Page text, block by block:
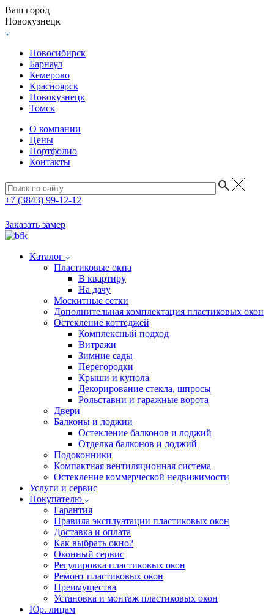
Ваш город
Новокузнецк
Новосибирск
Барнаул
Кемерово
Красноярск
Новокузнецк
Томск
О компании
Цены
Портфолио
Контакты
+7 (3843) 99-12-12
Заказать замер
Каталог
Пластиковые окна
В квартиру
На дачу
Москитные сетки
Дополнительная комплектация пластиковых окон
Остекление коттеджей
Комплексный подход
Витражи
Зимние сады
Перегородки
Крыши и купола
Декорирование стекла, шпросы
Рольставни и гаражные ворота
Двери
Балконы и лоджии
Остекление балконов и лоджий
Отделка балконов и лоджий
Подоконники
Компактная вентиляционная система
Остекление коммерческой недвижимости
Услуги и сервис
Покупателю
Гарантия
Правила эксплуатации пластиковых окон
Доставка и оплата
Как выбрать окно?
Оконный сервис
Регулировка пластиковых окон
Ремонт пластиковых окон
Преимущества
Установка и монтаж пластиковых окон
Юр. лицам